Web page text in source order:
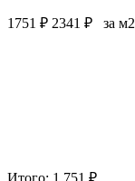
1751 ₽ 2341 ₽ за м2
Итого: 1 751 ₽